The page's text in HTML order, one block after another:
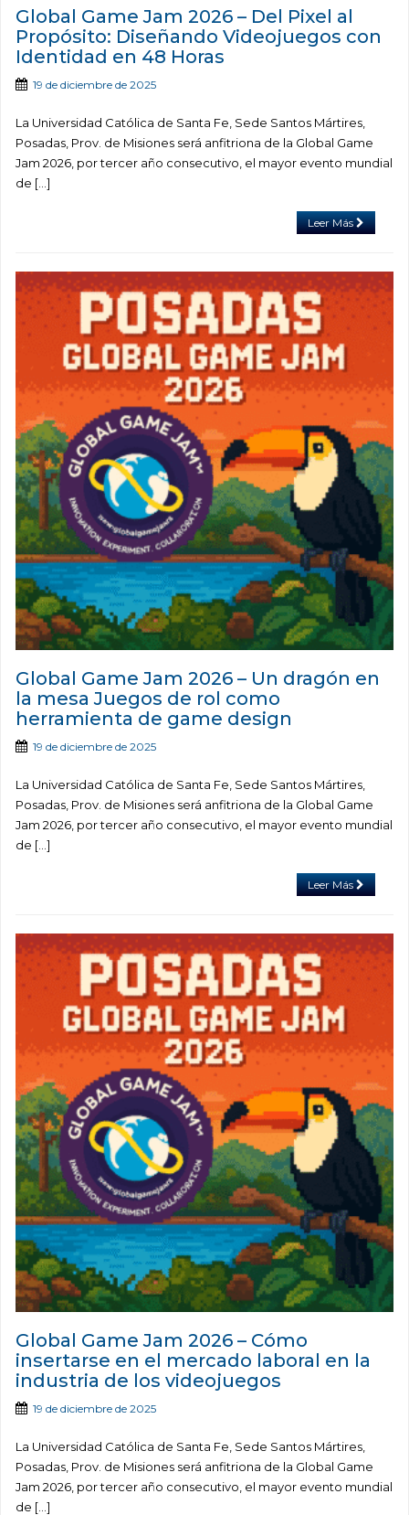
Global Game Jam 2026 – Del Pixel al
Propósito: Diseñando Videojuegos con
Identidad en 48 Horas
19 de diciembre de 2025
La Universidad Católica de Santa Fe, Sede Santos Mártires,
Posadas, Prov. de Misiones será anfitriona de la Global Game
Jam 2026, por tercer año consecutivo, el mayor evento mundial
de […]
Leer Más
Global Game Jam 2026 – Un dragón en
la mesa Juegos de rol como
herramienta de game design
19 de diciembre de 2025
La Universidad Católica de Santa Fe, Sede Santos Mártires,
Posadas, Prov. de Misiones será anfitriona de la Global Game
Jam 2026, por tercer año consecutivo, el mayor evento mundial
de […]
Leer Más
Global Game Jam 2026 – Cómo
insertarse en el mercado laboral en la
industria de los videojuegos
19 de diciembre de 2025
La Universidad Católica de Santa Fe, Sede Santos Mártires,
Posadas, Prov. de Misiones será anfitriona de la Global Game
Jam 2026, por tercer año consecutivo, el mayor evento mundial
de […]